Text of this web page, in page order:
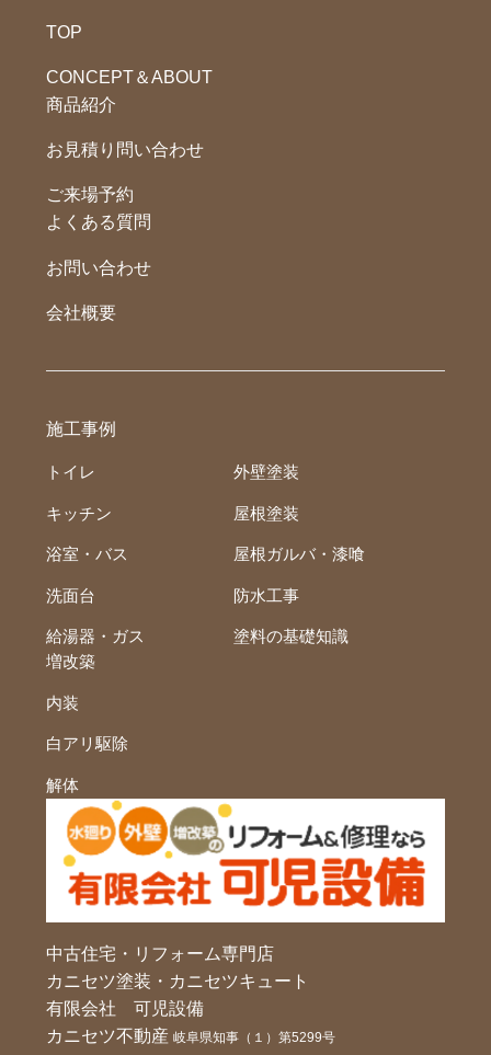
TOP
CONCEPT＆ABOUT
商品紹介
お見積り問い合わせ
ご来場予約
よくある質問
お問い合わせ
会社概要
施工事例
トイレ
キッチン
浴室・バス
洗面台
給湯器・ガス
外壁塗装
屋根塗装
屋根ガルバ・漆喰
防水工事
塗料の基礎知識
増改築
内装
白アリ駆除
解体
中古住宅・リフォーム専門店
カニセツ塗装・カニセツキュート
有限会社 可児設備
カニセツ不動産岐阜県知事（１）第5299号